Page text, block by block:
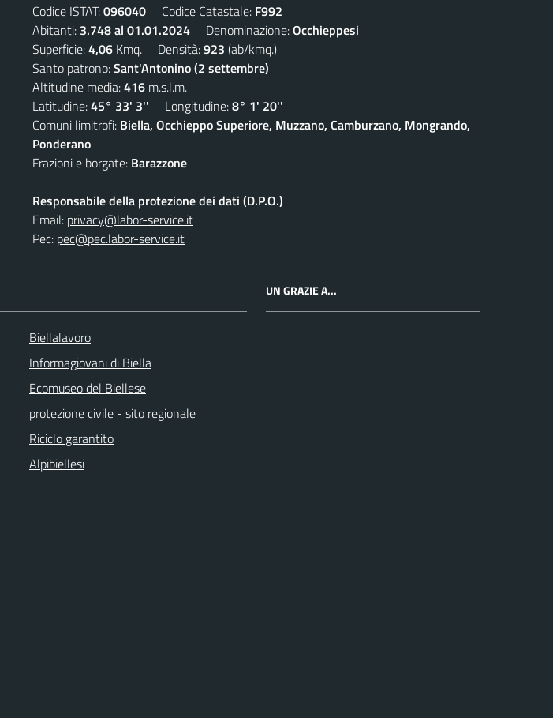
Codice ISTAT:096040 Codice Catastale: F992
Abitanti: 3.748 al 01.01.2024 Denominazione:Occhieppesi
Superficie:4,06 Kmq. Densità:923 (ab/kmq.)
Santo patrono:Sant'Antonino (2 settembre)
Altitudine media:416 m.s.l.m.
Latitudine:45° 33' 3'' Longitudine:8° 1' 20''
Comuni limitrofi: Biella, Occhieppo Superiore, Muzzano, Camburzano, Mongrando,
Ponderano
Frazioni e borgate: Barazzone
Responsabile della protezione dei dati (D.P.O.)
Email: privacy@labor-service.it
Pec: pec@pec.labor-service.it
Biellalavoro
Informagiovani di Biella
Ecomuseo del Biellese
protezione civile - sito regionale
Riciclo garantito
Alpibiellesi
UN GRAZIE A...